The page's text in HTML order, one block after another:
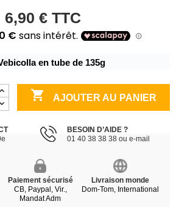
6,90 € TTC
en tube de 135g
 AJOUTER AU PANIER
BESOIN D’AIDE ?
01 40 38 38 38 ou e-mail
Paiement sécurisé
CB, Paypal, Vir.,
Mandat Adm
Livraison monde
Dom-Tom, International